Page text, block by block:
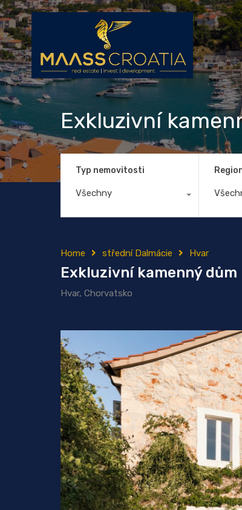
Exkluzivní
Typ nemovitosti
Všechny
Home střední Dalmácie Hvar
Exkluzivní kamenný
Hvar, Chorvatsko